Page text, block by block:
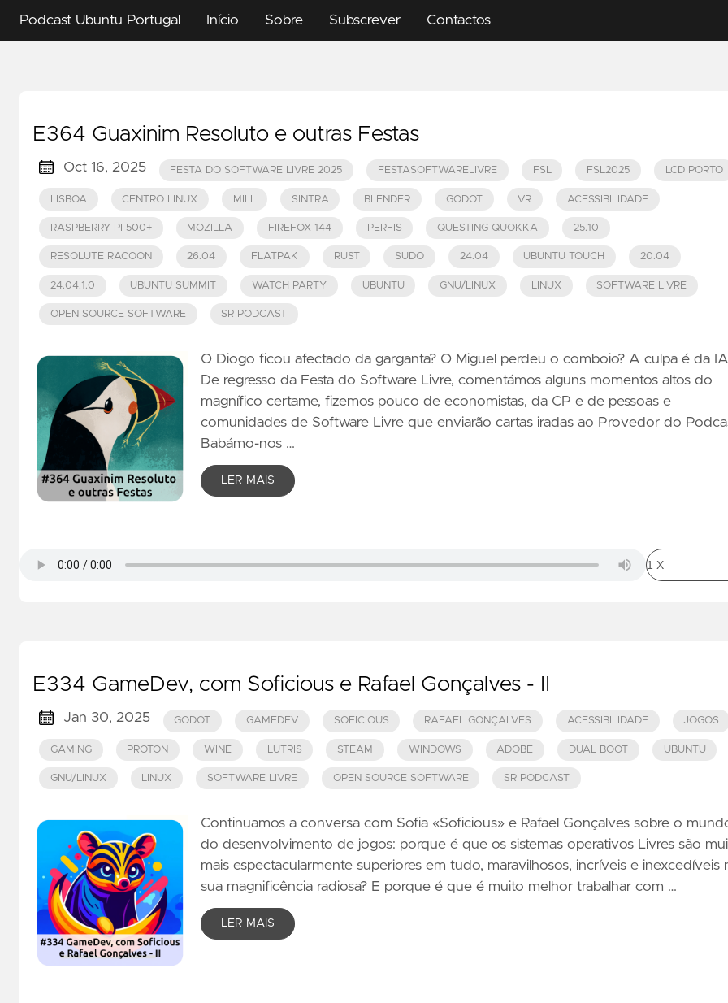
Podcast Ubuntu Portugal Início Sobre Subscrever Contactos
E364 Guaxinim Resoluto e outras Festas
Oct 16, 2025 FESTA DO SOFTWARE LIVRE 2025 FESTASOFTWARELIVRE FSL FSL2025 LCD PORTO
LISBOA CENTRO LINUX MILL SINTRA BLENDER GODOT VR ACESSIBILIDADE
RASPBERRY PI 500+ MOZILLA FIREFOX 144 PERFIS QUESTING QUOKKA 25.10
RESOLUTE RACOON 26.04 FLATPAK RUST SUDO 24.04 UBUNTU TOUCH 20.04
24.04.1.0 UBUNTU SUMMIT WATCH PARTY UBUNTU GNU/LINUX LINUX SOFTWARE LIVRE
OPEN SOURCE SOFTWARE SR PODCAST
O Diogo ficou afectado da garganta? O Miguel perdeu o comboio? A culpa é da
De regresso da Festa do Software Livre, comentámos alguns momentos altos do
magnífico certame, fizemos pouco de economistas, da CP e de pessoas e
comunidades de Software Livre que enviarão cartas iradas ao Provedor do
Babámo-nos …
LER MAIS
E334 GameDev, com Soficious e Rafael Gonçalves - II
Jan 30, 2025 GODOT GAMEDEV SOFICIOUS RAFAEL GONÇALVES ACESSIBILIDADE JOGOS
GAMING PROTON WINE LUTRIS STEAM WINDOWS ADOBE DUAL BOOT UBUNTU
GNU/LINUX LINUX SOFTWARE LIVRE OPEN SOURCE SOFTWARE SR PODCAST
Continuamos a conversa com Sofia «Soficious» e Rafael Gonçalves sobre o
do desenvolvimento de jogos: porque é que os sistemas operativos Livres são
mais espectacularmente superiores em tudo, maravilhosos, incríveis e inexcedíveis
sua magnificência radiosa? E porque é que é muito melhor trabalhar com …
LER MAIS